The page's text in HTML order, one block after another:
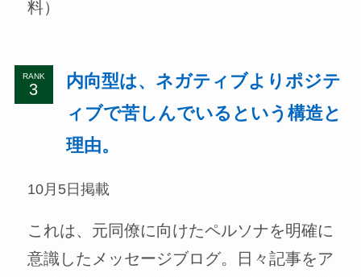
料）
RANK
内向型は、ネガティブよりポジテ
ィブで苦しんでいるという構造と
理由。
10月5日掲載
これは、元同僚に向けたペルソナを明確に
意識したメッセージブログ。日々記事をア